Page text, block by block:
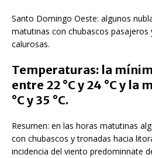
Santo Domingo Oeste: algunos
matutinas con chubascos
calurosas.
Temperaturas: la
entre 22 °C y 24 °C y la
°C y 35 °C.
Resumen: en las horas matutinas
con chubascos y tronadas hacia
incidencia del viento predominnate